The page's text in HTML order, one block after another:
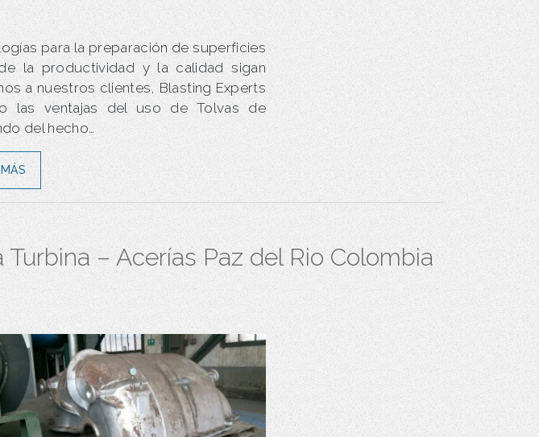
para la preparación de superficies
la productividad y la calidad sigan
a nuestros clientes, Blasting Experts
las ventajas del uso de Tolvas de
del hecho…
– Acerías Paz del Rio Colombia